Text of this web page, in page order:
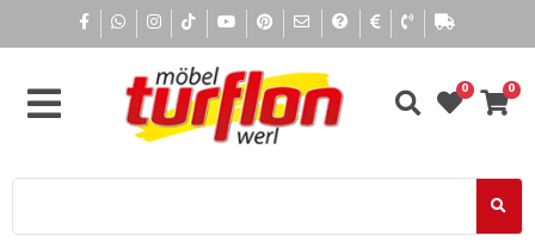
0 0